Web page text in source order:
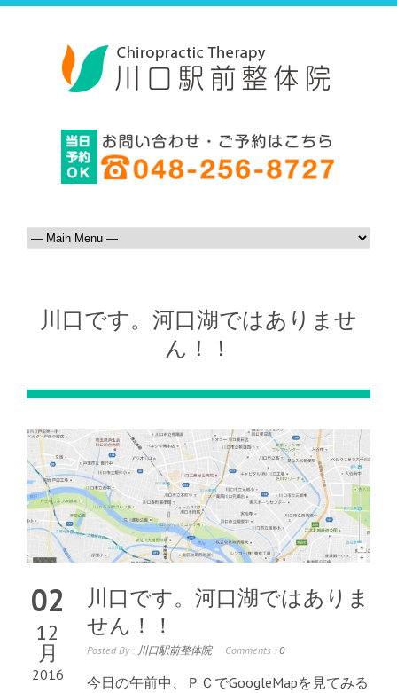
川口です。河口湖ではありませ
ん！！
02
12
月
2016
川口です。河口湖ではありま
せん！！
Posted By : 川口駅前整体院 Comments : 0
今日の午前中、ＰＣでGoogleMapを見てみる